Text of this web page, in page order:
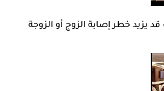
يزيد خطر إصابة الزوج أو الزوجة